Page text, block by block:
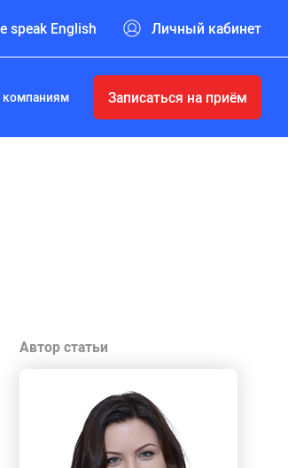
speak English Личный кабинет
Записаться на приём
Автор статьи